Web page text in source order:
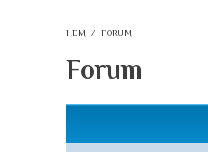
HEM / FORUM
Forum